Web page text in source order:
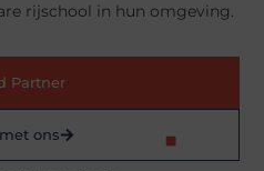
rijschool in hun omgeving.
Partner
ons